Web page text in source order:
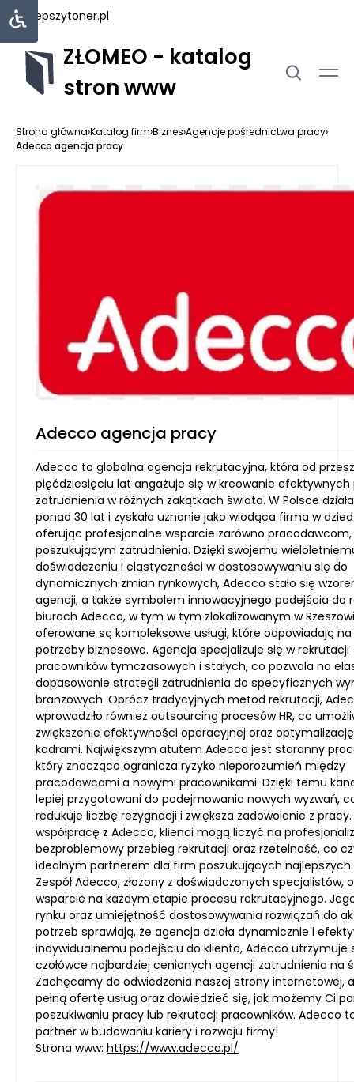
najlepszytoner.pl
ZŁOMEO - katalog
stron www
Strona główna›Katalog firm›Biznes›Agencje pośrednictwa pracy›
Adecco agencja pracy
Adecco agencja pracy
Adecco to globalna agencja rekrutacyjna, która od
pięćdziesięciu lat angażuje się w kreowanie
zatrudnienia w różnych zakątkach świata. W Polsce
ponad 30 lat i zyskała uznanie jako wiodąca firma w
oferując profesjonalne wsparcie zarówno pracodawcom,
poszukującym zatrudnienia. Dzięki swojemu
doświadczeniu i elastyczności w dostosowywaniu się do
dynamicznych zmian rynkowych, Adecco stało się
agencji, a także symbolem innowacyjnego podejścia do
biurach Adecco, w tym w tym zlokalizowanym w
oferowane są kompleksowe usługi, które odpowiadają
potrzeby biznesowe. Agencja specjalizuje się w rekrutacji
pracowników tymczasowych i stałych, co pozwala na
dopasowanie strategii zatrudnienia do specyficznych
branżowych. Oprócz tradycyjnych metod rekrutacji,
wprowadziło również outsourcing procesów HR, co
zwiększenie efektywności operacyjnej oraz
kadrami. Największym atutem Adecco jest staranny
który znacząco ogranicza ryzyko nieporozumień między
pracodawcami a nowymi pracownikami. Dzięki temu
lepiej przygotowani do podejmowania nowych wyzwań,
redukuje liczbę rezygnacji i zwiększa zadowolenie z
współpracę z Adecco, klienci mogą liczyć na
bezproblemowy przebieg rekrutacji oraz rzetelność, co
idealnym partnerem dla firm poszukujących
Zespół Adecco, złożony z doświadczonych specjalistów,
wsparcie na każdym etapie procesu rekrutacyjnego.
rynku oraz umiejętność dostosowywania rozwiązań do
potrzeb sprawiają, że agencja działa dynamicznie i
indywidualnemu podejściu do klienta, Adecco utrzymuje
czołówce najbardziej cenionych agencji zatrudnienia na
Zachęcamy do odwiedzenia naszej strony internetowej,
pełną ofertę usług oraz dowiedzieć się, jak możemy Ci
poszukiwaniu pracy lub rekrutacji pracowników. Adecco
partner w budowaniu kariery i rozwoju firmy!
Strona www: https://www.adecco.pl/